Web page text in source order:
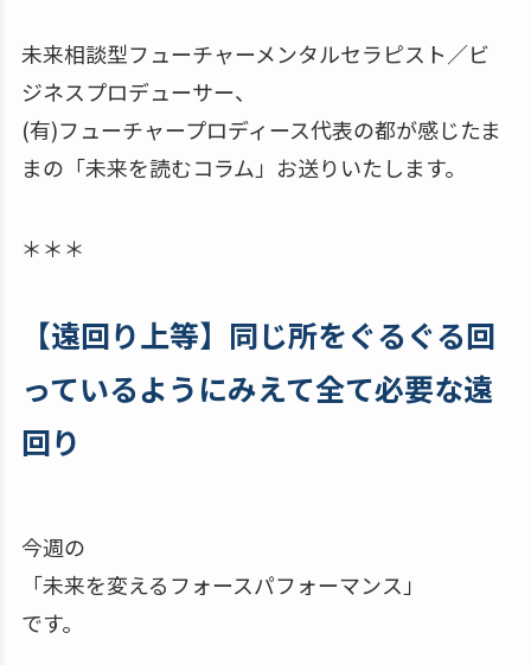
未来相談型フューチャーメンタルセラピスト／ビ
ジネスプロデューサー、
(有)フューチャープロディース代表の都が感じたま
まの「未来を読むコラム」お送りいたします。
＊＊＊
【遠回り上等】同じ所をぐるぐる回
っているようにみえて全て必要な遠
回り
今週の
「未来を変えるフォースパフォーマンス」
です。